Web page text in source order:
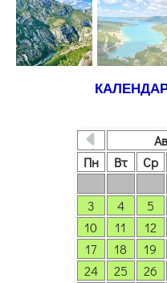
Пн
Вт Ср
3
4 5
10
11 12
17
18 19
24
25 26